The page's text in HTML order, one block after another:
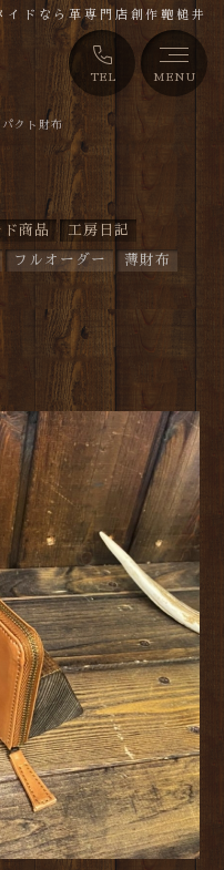
TEL MENU
ドなら革専門店創作鞄槌井
パクト財布
商品 工房日記
フルオーダー 薄財布